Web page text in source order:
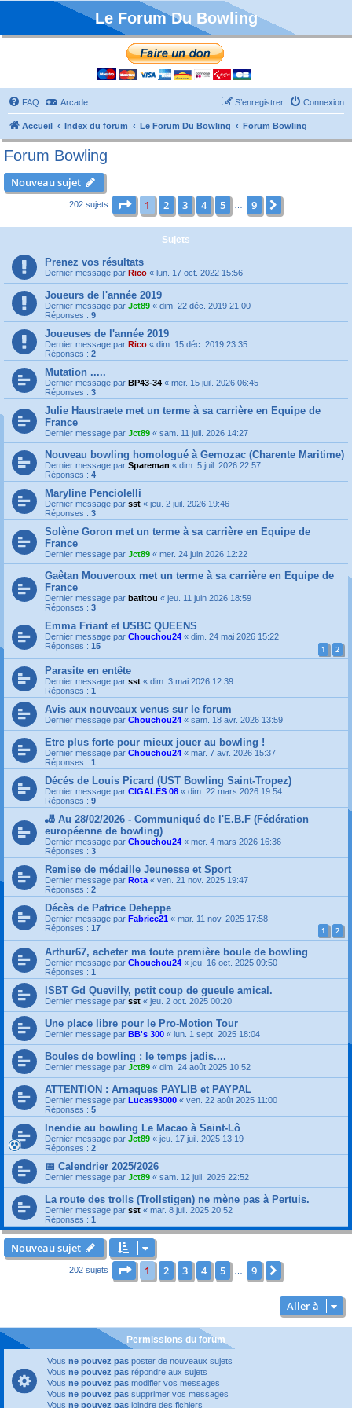
Le Forum Du Bowling
FAQ Arcade Connexion
S’enregistrer
Accueil Index du forum Le Forum Du Bowling Forum Bowling
Forum Bowling
Nouveau sujet
202 sujets Page sur9
1 2 3 4 5 9
Sujets
Prenez vos résultats
Dernier message par Rico « lun. 17 oct. 2022 15:56
Joueurs de l'année 2019
Dernier message par Jct89 « dim. 22 déc. 2019 21:00
Réponses : 9
Joueuses de l'année 2019
Dernier message par Rico « dim. 15 déc. 2019 23:35
Réponses : 2
Mutation .....
Dernier message par BP43-34 « mer. 15 juil. 2026 06:45
Réponses : 3
Julie Haustraete met un terme à sa carrière en Equipe de
France
Dernier message par Jct89 « sam. 11 juil. 2026 14:27
Nouveau bowling homologué à Gemozac (Charente Maritime)
Dernier message par Spareman « dim. 5 juil. 2026 22:57
Réponses : 4
Maryline Penciolelli
Dernier message par sst « jeu. 2 juil. 2026 19:46
Réponses : 3
Solène Goron met un terme à sa carrière en Equipe de
France
Dernier message par Jct89 « mer. 24 juin 2026 12:22
Gaêtan Mouveroux met un terme à sa carrière en Equipe de
France
Dernier message par batitou « jeu. 11 juin 2026 18:59
Réponses : 3
Emma Friant et USBC QUEENS
Dernier message par Chouchou24 « dim. 24 mai 2026 15:22
Réponses : 15 1 2
Parasite en entête
Dernier message par sst « dim. 3 mai 2026 12:39
Réponses : 1
Avis aux nouveaux venus sur le forum
Dernier message par Chouchou24 « sam. 18 avr. 2026 13:59
Etre plus forte pour mieux jouer au bowling !
Dernier message par Chouchou24 « mar. 7 avr. 2026 15:37
Réponses : 1
Décés de Louis Picard (UST Bowling Saint-Tropez)
Dernier message par CIGALES 08 « dim. 22 mars 2026 19:54
Réponses : 9
🎳 Au 28/02/2026 - Communiqué de l'E.B.F (Fédération
européenne de bowling)
Dernier message par Chouchou24 « mer. 4 mars 2026 16:36
Réponses : 3
Remise de médaille Jeunesse et Sport
Dernier message par Rota « ven. 21 nov. 2025 19:47
Réponses : 2
Décès de Patrice Deheppe
Dernier message par Fabrice21 « mar. 11 nov. 2025 17:58
Réponses : 17 1 2
Arthur67, acheter ma toute première boule de bowling
Dernier message par Chouchou24 « jeu. 16 oct. 2025 09:50
Réponses : 1
ISBT Gd Quevilly, petit coup de gueule amical.
Dernier message par sst « jeu. 2 oct. 2025 00:20
Une place libre pour le Pro-Motion Tour
Dernier message par BB's 300 « lun. 1 sept. 2025 18:04
Boules de bowling : le temps jadis....
Dernier message par Jct89 « dim. 24 août 2025 10:52
ATTENTION : Arnaques PAYLIB et PAYPAL
Dernier message par Lucas93000 « ven. 22 août 2025 11:00
Réponses : 5
Inendie au bowling Le Macao à Saint-Lô
Dernier message par Jct89 « jeu. 17 juil. 2025 13:19
Réponses : 2
📅 Calendrier 2025/2026
Dernier message par Jct89 « sam. 12 juil. 2025 22:52
La route des trolls (Trollstigen) ne mène pas à Pertuis.
Dernier message par sst « mar. 8 juil. 2025 20:52
Réponses : 1
Nouveau sujet
202 sujets Page sur9
1 2 3 4 5 9
Aller à
Permissions du forum
Vous ne pouvez pas poster de nouveaux sujets
Vous ne pouvez pas répondre aux sujets
Vous ne pouvez pas modifier vos messages
Vous ne pouvez pas supprimer vos messages
Vous ne pouvez pas joindre des fichiers